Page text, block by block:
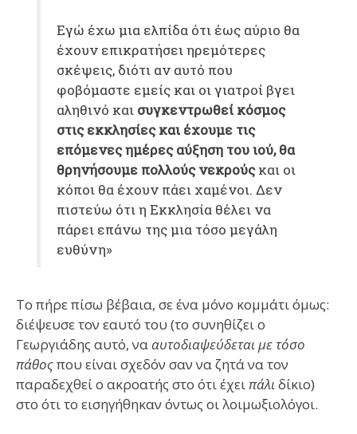
Εγώ έχω μια ελπίδα ότι έως αύριο θα
έχουν επικρατήσει ηρεμότερες
σκέψεις, διότι αν αυτό που
φοβόμαστε εμείς και οι γιατροί βγει
αληθινό και συγκεντρωθεί κόσμος
στις εκκλησίες και έχουμε τις
επόμενες ημέρες αύξηση του ιού, θα
θρηνήσουμε πολλούς νεκρούςκαι οι
κόποι θα έχουν πάει χαμένοι. Δεν
πιστεύω ότι η Εκκλησία θέλει να
πάρει επάνω της μια τόσο μεγάλη
ευθύνη»
Το πήρε πίσω βέβαια, σε ένα μόνο κομμάτι όμως:
διέψευσε τον εαυτό του (το συνηθίζει ο
Γεωργιάδης αυτό, να αυτοδιαψεύδεται με τόσο
πάθοςπου είναι σχεδόν σαν να ζητά να τον
παραδεχθεί ο ακροατής στο ότι έχει πάλιδίκιο)
στο ότι το εισηγήθηκαν όντως οι λοιμωξιολόγοι.